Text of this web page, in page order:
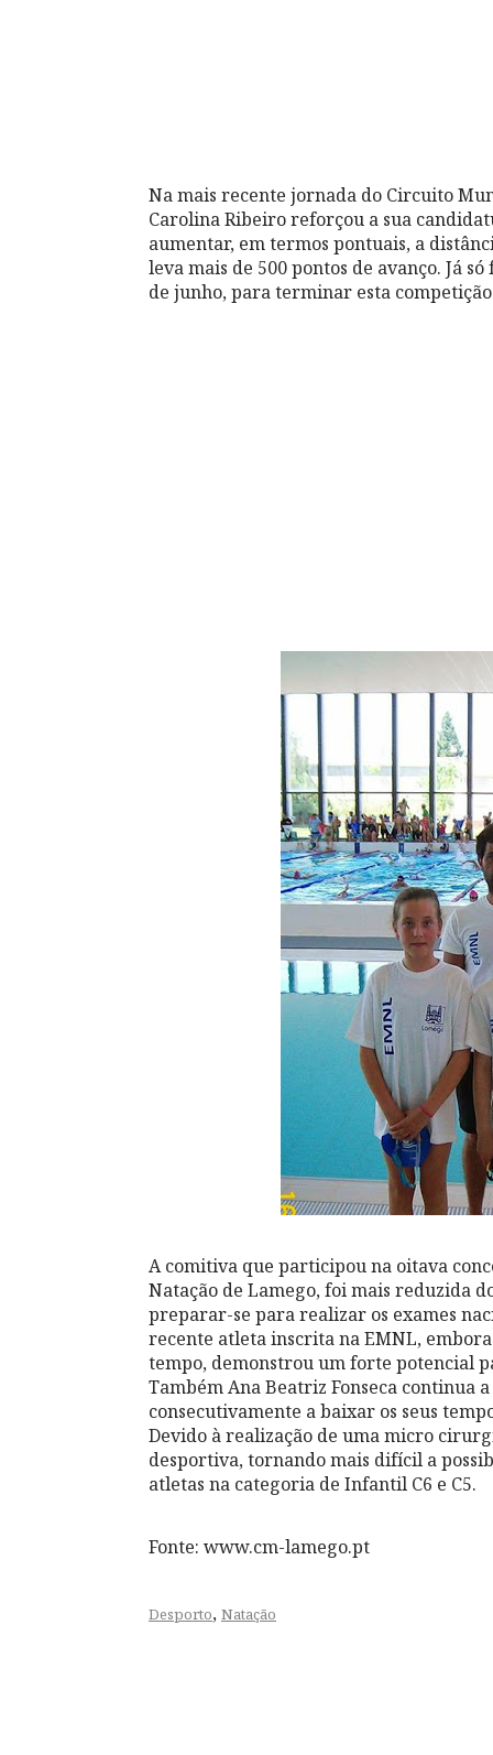
Na mais recente jornada do Circuito
Carolina Ribeiro reforçou a sua
aumentar, em termos pontuais, a
leva mais de 500 pontos de avanço. Já
de junho, para terminar esta
A comitiva que participou na oitava
Natação de Lamego, foi mais reduzida
preparar-se para realizar os exames
recente atleta inscrita na EMNL,
tempo, demonstrou um forte potencial
Também Ana Beatriz Fonseca continua
consecutivamente a baixar os seus
Devido à realização de uma micro
desportiva, tornando mais difícil a
atletas na categoria de Infantil C6 e C5.
Fonte: www.cm-lamego.pt
Desporto, Natação